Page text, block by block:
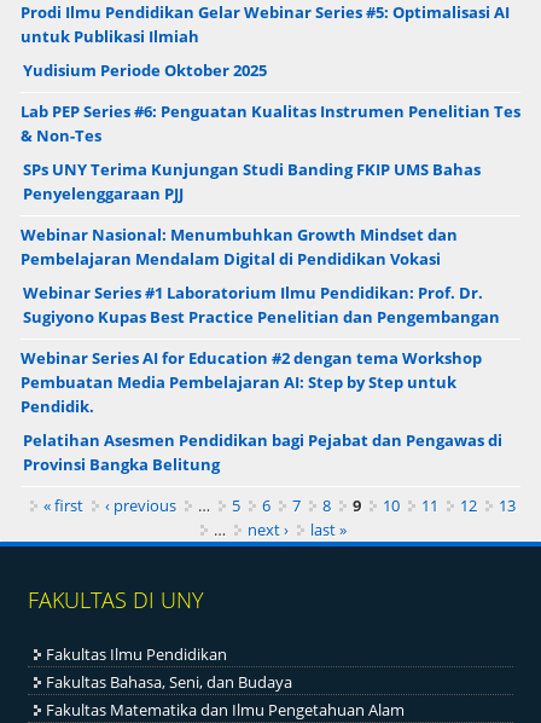
Prodi Ilmu Pendidikan Gelar Webinar Series #5: Optimalisasi AI
untuk Publikasi Ilmiah
Yudisium Periode Oktober 2025
Lab PEP Series #6: Penguatan Kualitas Instrumen Penelitian Tes
& Non-Tes
SPs UNY Terima Kunjungan Studi Banding FKIP UMS Bahas
Penyelenggaraan PJJ
Webinar Nasional: Menumbuhkan Growth Mindset dan
Pembelajaran Mendalam Digital di Pendidikan Vokasi
Webinar Series #1 Laboratorium Ilmu Pendidikan: Prof. Dr.
Sugiyono Kupas Best Practice Penelitian dan Pengembangan
Webinar Series AI for Education #2 dengan tema Workshop
Pembuatan Media Pembelajaran AI: Step by Step untuk
Pendidik.
Pelatihan Asesmen Pendidikan bagi Pejabat dan Pengawas di
Provinsi Bangka Belitung
Pages
« first ‹ previous … 5 6 7 8 9 10 11 12
13
…
next › last »
FAKULTAS DI UNY
Fakultas Ilmu Pendidikan
Fakultas Bahasa, Seni, dan Budaya
Fakultas Matematika dan Ilmu Pengetahuan Alam